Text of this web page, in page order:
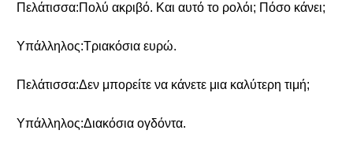
Πελάτισσα:Πολύ ακριβό. Και αυτό το ρολόι; Πόσο κάνει;
Υπάλληλος:Τριακόσια ευρώ.
Πελάτισσα:Δεν μπορείτε να κάνετε μια καλύτερη τιμή;
Υπάλληλος:Διακόσια ογδόντα.